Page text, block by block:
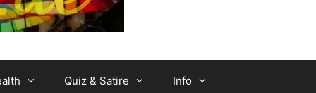
Quiz & Satire Info